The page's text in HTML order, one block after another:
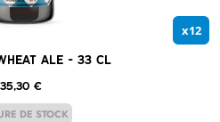
x12
Ale – 33 cl
35,30 €
DE STOCK